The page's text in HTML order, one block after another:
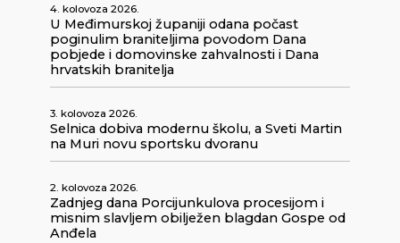
4. kolovoza 2026.
U Međimurskoj županiji odana počast
poginulim braniteljima povodom Dana
pobjede i domovinske zahvalnosti i Dana
hrvatskih branitelja
3. kolovoza 2026.
Selnica dobiva modernu školu, a Sveti Martin
na Muri novu sportsku dvoranu
2. kolovoza 2026.
Zadnjeg dana Porcijunkulova procesijom i
misnim slavljem obilježen blagdan Gospe od
Anđela